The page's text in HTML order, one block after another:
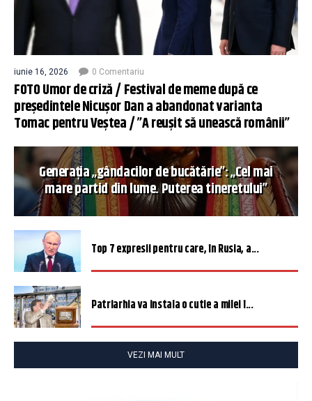
iunie 16, 2026 0 Comentariu
FOTO Umor de criză / Festival de meme după ce
președintele Nicușor Dan a abandonat varianta
Tomac pentru Veștea / ”A reușit să unească românii”
Generația „gândacilor de bucătărie”: „Cel mai
mare partid din lume. Puterea tineretului”
Top 7 expresii pentru care, în Rusia, a...
Patriarhia va instala o cutie a milei î...
VEZI MAI MULT